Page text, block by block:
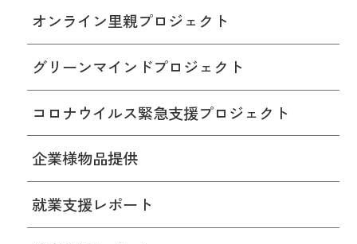
オンライン里親プロジェクト
グリーンマインドプロジェクト
コロナウイルス緊急支援プロジェクト
企業様物品提供
就業支援レポート